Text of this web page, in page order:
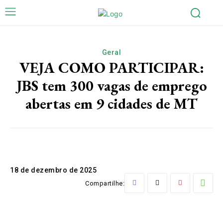
Geral
VEJA COMO PARTICIPAR:
JBS tem 300 vagas de emprego
abertas em 9 cidades de MT
18 de dezembro de 2025
Compartilhe: